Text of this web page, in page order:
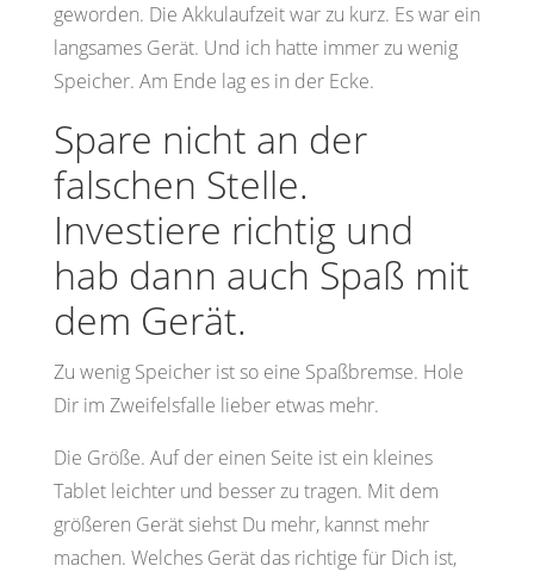
geworden. Die Akkulaufzeit war zu kurz. Es war ein
langsames Gerät. Und ich hatte immer zu wenig
Speicher. Am Ende lag es in der Ecke.
Spare nicht an der
falschen Stelle.
Investiere richtig und
hab dann auch Spaß mit
dem Gerät.
Zu wenig Speicher ist so eine Spaßbremse. Hole
Dir im Zweifelsfalle lieber etwas mehr.
Die Größe. Auf der einen Seite ist ein kleines
Tablet leichter und besser zu tragen. Mit dem
größeren Gerät siehst Du mehr, kannst mehr
machen. Welches Gerät das richtige für Dich ist,